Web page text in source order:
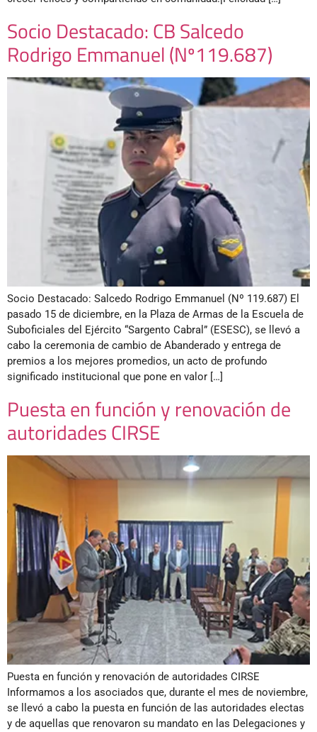
Socio Destacado: CB Salcedo
Rodrigo Emmanuel (Nº119.687)
Socio Destacado: Salcedo Rodrigo Emmanuel (Nº 119.687) El
pasado 15 de diciembre, en la Plaza de Armas de la Escuela de
Suboficiales del Ejército “Sargento Cabral” (ESESC), se llevó a
cabo la ceremonia de cambio de Abanderado y entrega de
premios a los mejores promedios, un acto de profundo
significado institucional que pone en valor […]
Puesta en función y renovación de
autoridades CIRSE
Puesta en función y renovación de autoridades CIRSE
Informamos a los asociados que, durante el mes de noviembre,
se llevó a cabo la puesta en función de las autoridades electas
y de aquellas que renovaron su mandato en las Delegaciones y